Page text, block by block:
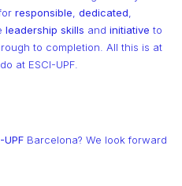
responsible dedicated
leadership skills and initiative to
to completion. All this is at
at ESCI-UPF.
UPF Barcelona? We look forward